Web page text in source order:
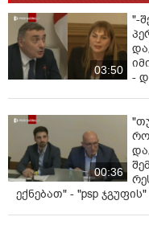
03:50
"-
-
00:36
ექნებათ" - "psp